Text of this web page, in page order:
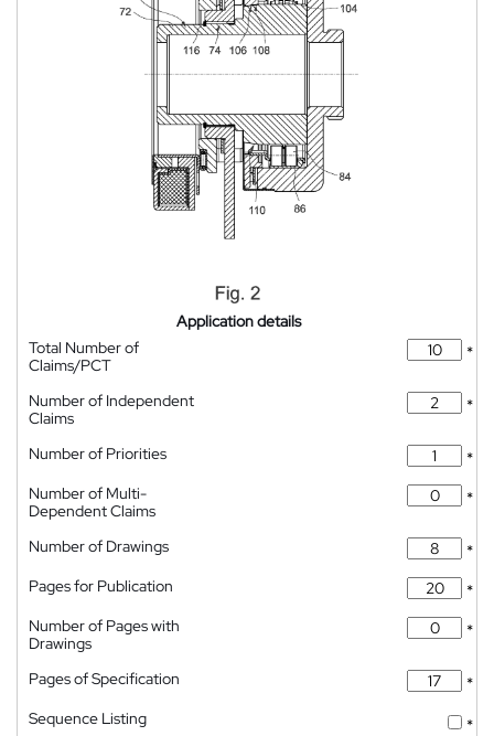
Application details
Total Number of
Claims/PCT
*
Number of Independent
Claims
*
Number of Priorities
*
Number of Multi-
Dependent Claims
*
Number of Drawings
*
Pages for Publication
*
Number of Pages with
Drawings
*
Pages of Specification
*
Sequence Listing
*